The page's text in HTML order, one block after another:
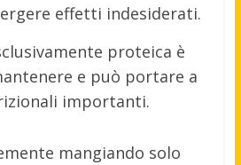
effetti indesiderati.
proteica è
e può portare a
importanti.
mangiando solo